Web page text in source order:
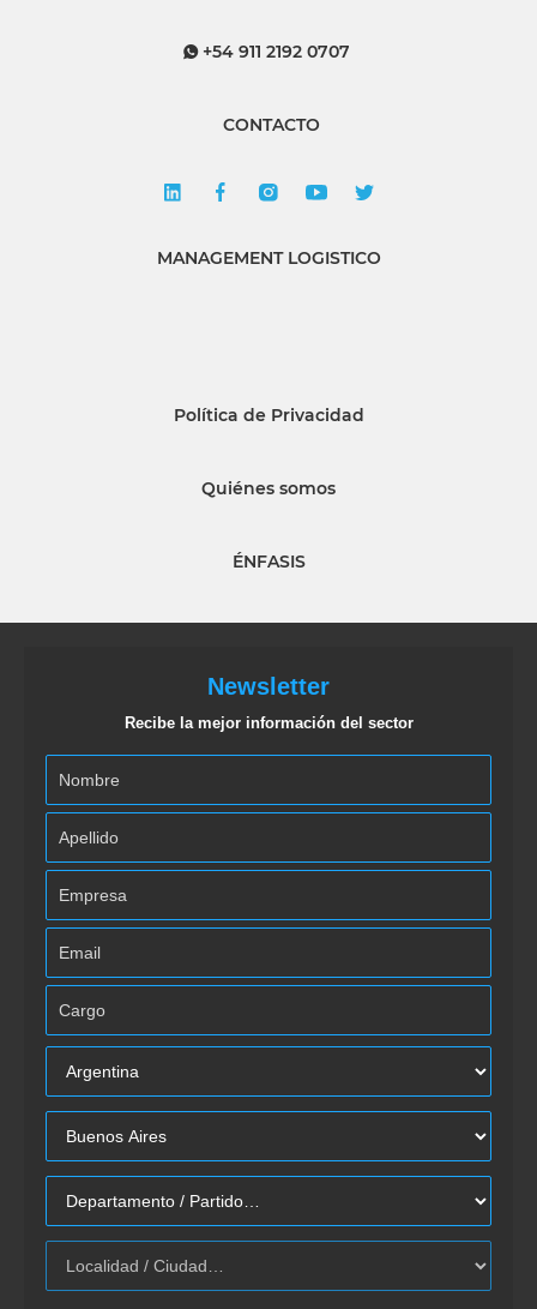
+54 911 2192 0707
CONTACTO
MANAGEMENT LOGISTICO
Política de Privacidad
Quiénes somos
ÉNFASIS
Newsletter
Recibe la mejor información del sector